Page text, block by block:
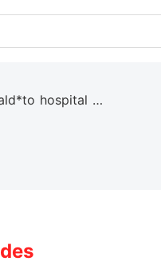
Capítulo 9 Construyan un mald*to hospital para ustedes